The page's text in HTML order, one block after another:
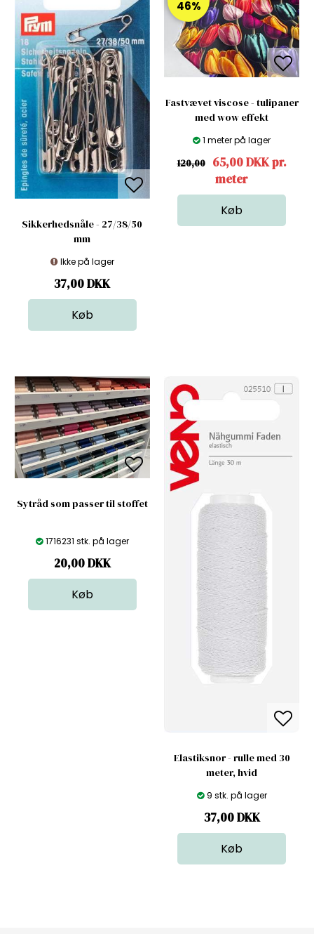
Sikkerhedsnåle - 27/38/50
mm
Ikke på lager
37,00DKK
46%
Fastvævet viscose - tulipaner
med wow effekt
1 meter på lager
120,00
65,00 DKK pr.
meter
Sytråd som passer til stoffet
1716231 stk. på lager
20,00DKK
Elastiksnor - rulle med 30
meter, hvid
9 stk. på lager
37,00DKK